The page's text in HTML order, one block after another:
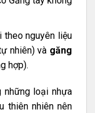
theo nguyên liệu
nhiên) và găng
hợp).
những loại nhựa
thiên nhiên nên